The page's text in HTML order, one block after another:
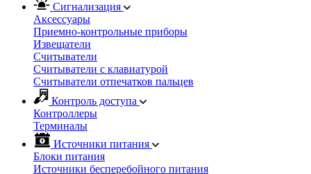
Сигнализация
Аксессуары
Приемно-контрольные приборы
Извещатели
Считыватели
Cчитыватели с клавиатурой
Cчитыватели отпечатков пальцев
Контроль доступа
Контроллеры
Терминалы
Источники питания
Блоки питания
Источники бесперебойного питания